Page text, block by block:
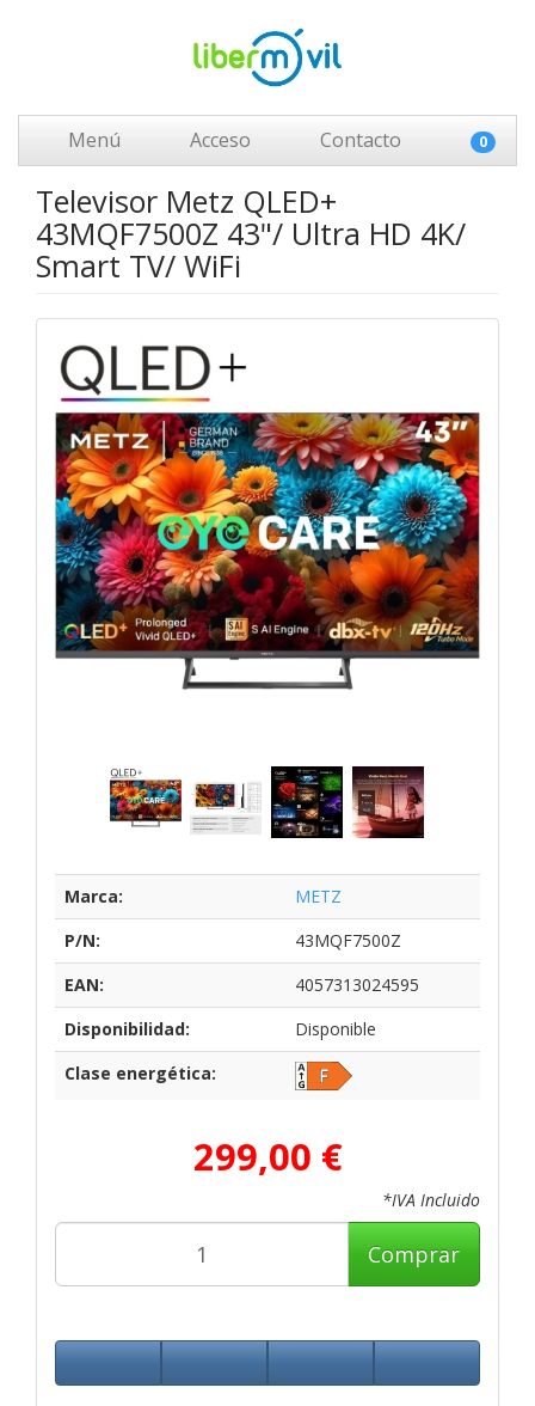
Menú Acceso Contacto 0
Televisor Metz QLED+
43MQF7500Z 43"/ Ultra HD 4K/
Smart TV/ WiFi
Marca:
METZ
P/N:
43MQF7500Z
EAN:
4057313024595
Disponibilidad:
Disponible
Clase energética:
299,00 €
*IVA Incluido
Comprar